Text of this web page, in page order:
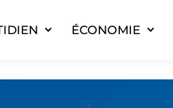
ÉCONOMIE